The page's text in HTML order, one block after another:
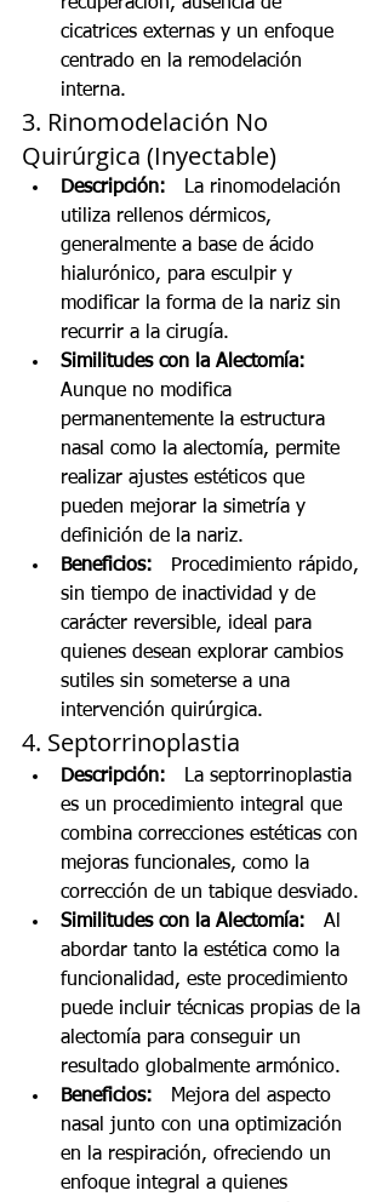
recuperación, ausencia de
cicatrices externas y un enfoque
centrado en la remodelación
interna.
3. Rinomodelación No
Quirúrgica (Inyectable)
Descripción: La rinomodelación
utiliza rellenos dérmicos,
generalmente a base de ácido
hialurónico, para esculpir y
modificar la forma de la nariz sin
recurrir a la cirugía.
Similitudes con la Alectomía:
Aunque no modifica
permanentemente la estructura
nasal como la alectomía, permite
realizar ajustes estéticos que
pueden mejorar la simetría y
definición de la nariz.
Beneficios: Procedimiento rápido,
sin tiempo de inactividad y de
carácter reversible, ideal para
quienes desean explorar cambios
sutiles sin someterse a una
intervención quirúrgica.
4. Septorrinoplastia
Descripción: La septorrinoplastia
es un procedimiento integral que
combina correcciones estéticas con
mejoras funcionales, como la
corrección de un tabique desviado.
Similitudes con la Alectomía: Al
abordar tanto la estética como la
funcionalidad, este procedimiento
puede incluir técnicas propias de la
alectomía para conseguir un
resultado globalmente armónico.
Beneficios: Mejora del aspecto
nasal junto con una optimización
en la respiración, ofreciendo un
enfoque integral a quienes